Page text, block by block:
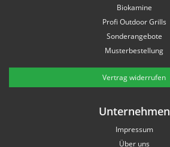
Biokamine
Profi Outdoor Grills
Sonderangebote
Musterbestellung
Vertrag widerrufen
Unternehmen
Impressum
Über uns